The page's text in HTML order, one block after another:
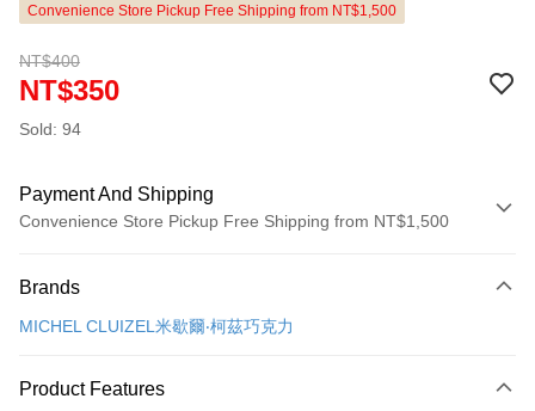
Convenience Store Pickup Free Shipping from NT$1,500
NT$400
NT$350
Sold: 94
Payment And Shipping
Convenience Store Pickup Free Shipping from NT$1,500
Credit Card (Full Payment)
Apple Pay
Brands
MICHEL CLUIZEL米歇爾‧柯茲巧克力
Product Features